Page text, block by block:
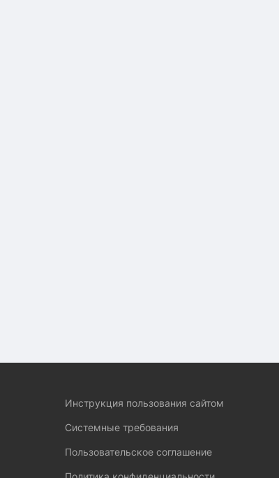
Инструкция пользования сайтом
Системные требования
Пользовательское соглашение